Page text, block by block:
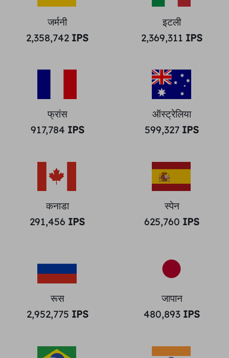
जर्मनी
2,358,742 IPS
इटली
2,369,311 IPS
फ्रांस
917,784 IPS
ऑस्ट्रेलिया
599,327 IPS
कनाडा
291,456 IPS
स्पेन
625,760 IPS
रूस
2,952,775 IPS
जापान
480,893 IPS